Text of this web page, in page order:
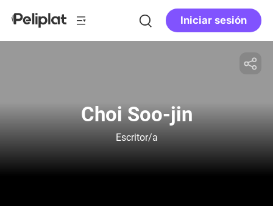
Iniciar sesión
Choi Soo-jin
Escritor/a